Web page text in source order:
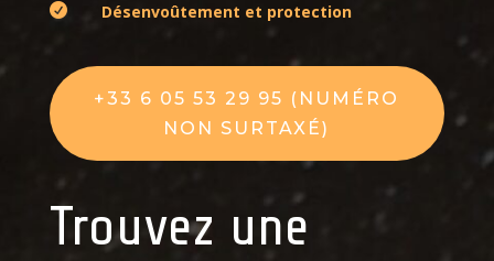
 Désenvoûtement et protection
+33 6 05 53 29 95 (NUMÉRO
NON SURTAXÉ)
Trouvez une